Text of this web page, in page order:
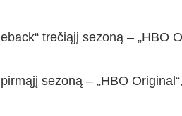
trečiąjį sezoną – „HBO
sezoną – „HBO